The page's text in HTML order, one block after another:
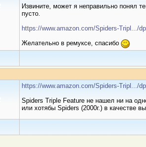
Извините, может я неправильно понял
пусто.
https://www.amazon.com/Spiders-Tripl.../
Желательно в ремуксе, спасибо
https://www.amazon.com/Spiders-Tripl.../
Spiders Triple Feature не нашел ни на
или хотябы Spiders (2000г.) в качестве